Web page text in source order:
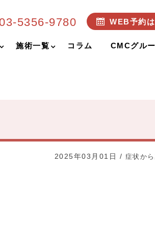
5356-9780 WEB予約
施術一覧 コラム CMCグル
2025年03月01日 / 症状か